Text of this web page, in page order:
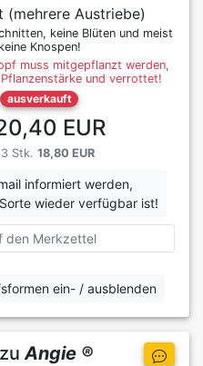
(mehrere Austriebe)
keine Blüten und meist
keine Knospen!
muss mitgepflanzt werden,
und verrottet!
ausverkauft
EUR
Stk. 18,80 EUR
informiert werden,
wieder verfügbar ist!
den Merkzettel
ein- / ausblenden
Angie ®